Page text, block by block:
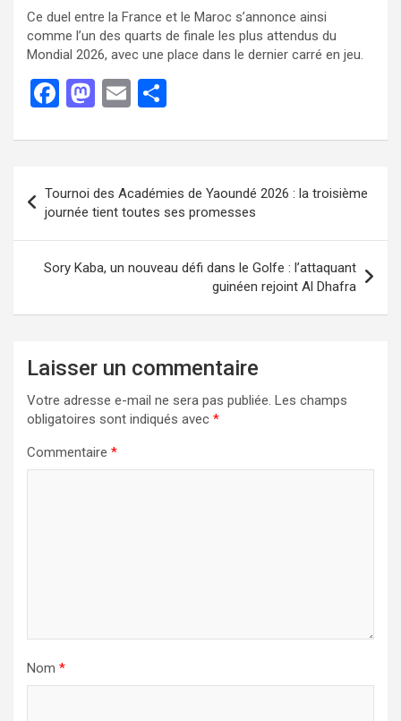
Ce duel entre la France et le Maroc s’annonce ainsi
comme l’un des quarts de finale les plus attendus du
Mondial 2026, avec une place dans le dernier carré en jeu.
F
ce
o
o
k
M
st
d
o
n
E
ail ta
er
Tournoi des Académies de Yaoundé 2026 : la troisième
journée tient toutes ses promesses
Sory Kaba, un nouveau défi dans le Golfe : l’attaquant
guinéen rejoint Al Dhafra
Laisser un commentaire
Votre adresse e-mail ne sera pas publiée. Les champs
obligatoires sont indiqués avec *
Commentaire *
Nom *